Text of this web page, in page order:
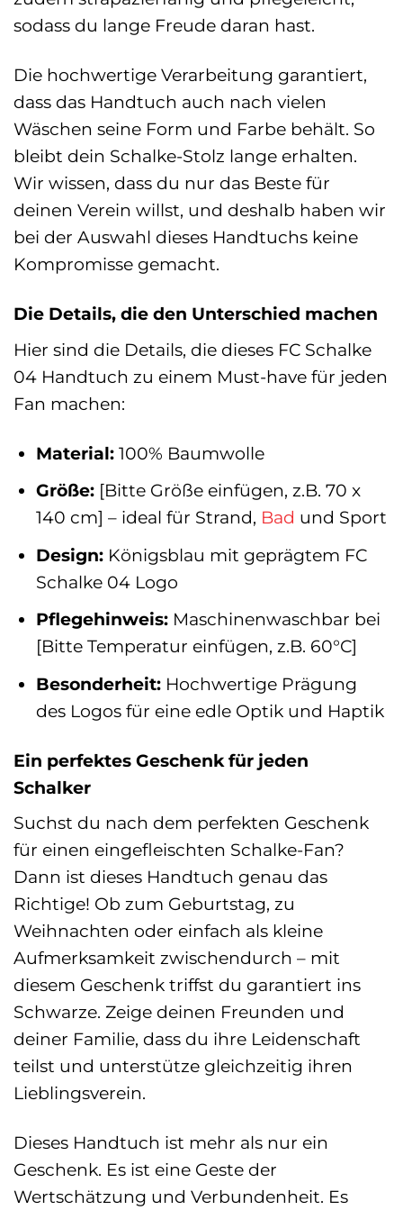
sodass du lange Freude daran hast.
Die hochwertige Verarbeitung garantiert,
dass das Handtuch auch nach vielen
Wäschen seine Form und Farbe behält. So
bleibt dein Schalke-Stolz lange erhalten.
Wir wissen, dass du nur das Beste für
deinen Verein willst, und deshalb haben wir
bei der Auswahl dieses Handtuchs keine
Kompromisse gemacht.
Die Details, die den Unterschied machen
Hier sind die Details, die dieses FC Schalke
04 Handtuch zu einem Must-have für jeden
Fan machen:
Material:100% Baumwolle
Größe:[Bitte Größe einfügen, z.B. 70 x
140 cm] – ideal für Strand, Bad und Sport
Design:Königsblau mit geprägtem FC
Schalke 04 Logo
Pflegehinweis:Maschinenwaschbar bei
[Bitte Temperatur einfügen, z.B. 60°C]
Besonderheit:Hochwertige Prägung
des Logos für eine edle Optik und Haptik
Ein perfektes Geschenk für jeden
Schalker
Suchst du nach dem perfekten Geschenk
für einen eingefleischten Schalke-Fan?
Dann ist dieses Handtuch genau das
Richtige! Ob zum Geburtstag, zu
Weihnachten oder einfach als kleine
Aufmerksamkeit zwischendurch – mit
diesem Geschenk triffst du garantiert ins
Schwarze. Zeige deinen Freunden und
deiner Familie, dass du ihre Leidenschaft
teilst und unterstütze gleichzeitig ihren
Lieblingsverein.
Dieses Handtuch ist mehr als nur ein
Geschenk. Es ist eine Geste der
Wertschätzung und Verbundenheit. Es